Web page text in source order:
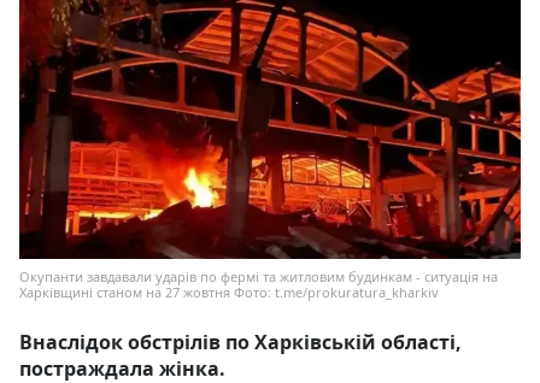
Окупанти завдавали ударів по фермі та житловим будинкам - ситуація на
Харківщині станом на 27 жовтня Фото: t.me/prokuratura_kharkiv
Внаслідок обстрілів по Харківській області,
постраждала жінка.